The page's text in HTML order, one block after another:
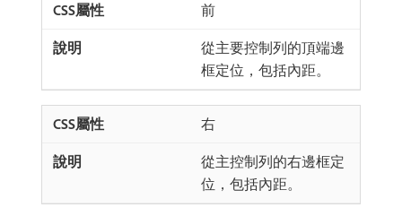
前
從主要控制列的頂端邊
框定位，包括內距。
右
從主控制列的右邊框定
位，包括內距。